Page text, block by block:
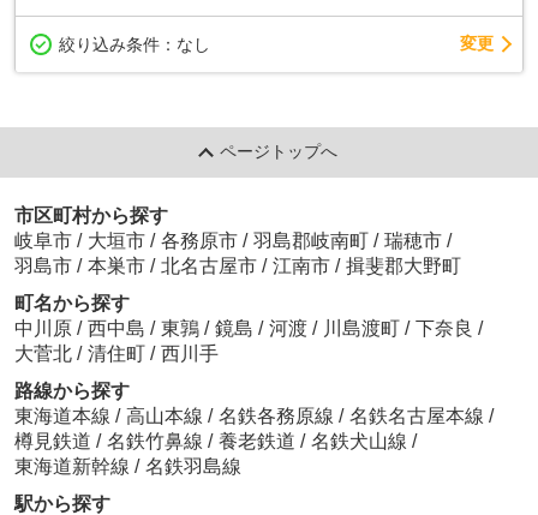
絞り込み条件： なし 変更
ページトップへ
市区町村から探す
岐阜市 / 大垣市 / 各務原市 / 羽島郡岐南町 / 瑞穂市 /
羽島市 / 本巣市 / 北名古屋市 / 江南市 / 揖斐郡大野町
町名から探す
中川原 / 西中島 / 東鶉 / 鏡島 / 河渡 / 川島渡町 / 下奈良 /
大菅北 / 清住町 / 西川手
路線から探す
東海道本線 / 高山本線 / 名鉄各務原線 / 名鉄名古屋本線 /
樽見鉄道 / 名鉄竹鼻線 / 養老鉄道 / 名鉄犬山線 /
東海道新幹線 / 名鉄羽島線
駅から探す